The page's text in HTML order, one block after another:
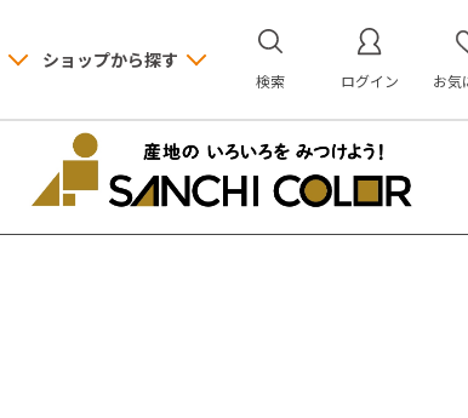
ショップから探す
検索 ログイン お気